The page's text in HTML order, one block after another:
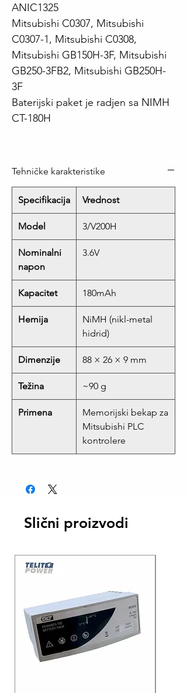
ANIC1325
Mitsubishi C0307, Mitsubishi
C0307-1, Mitsubishi C0308,
Mitsubishi GB150H-3F, Mitsubishi
GB250-3FB2, Mitsubishi GB250H-
3F
Baterijski paket je radjen sa NIMH
CT-180H
Tehničke karakteristike
Specifikacija Vrednost
Model 3/V200H
Nominalni
napon
3.6V
Kapacitet 180mAh
Hemija
NiMH (nikl-metal
hidrid)
Dimenzije 88 × 26 × 9 mm
Težina ~90 g
Primena
Memorijski bekap za
Mitsubishi PLC
kontrolere
Slični proizvodi